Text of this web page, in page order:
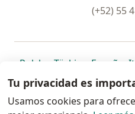
(+52) 55
Polska se abre en una
Türkiye se abre
España
Portugal
se abre en
México seChile
Tu privacidad es
Usamos cookies para